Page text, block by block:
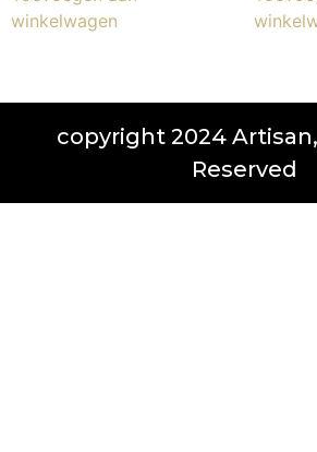
winkelwagen
copyright 2024
Reserved